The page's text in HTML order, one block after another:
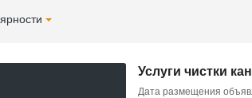
Услуги чистки
Дата размещения